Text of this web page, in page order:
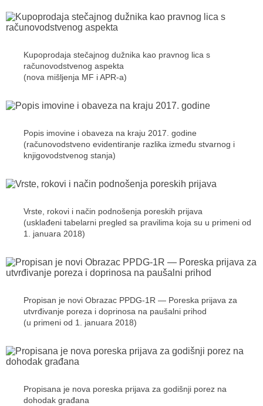
Kupoprodaja stečajnog dužnika kao pravnog lica s
računovodstvenog aspekta
(nova mišljenja MF i APR-a)
Popis imovine i obaveza na kraju 2017. godine
(računovodstveno evidentiranje razlika između stvarnog i
knjigovodstvenog stanja)
Vrste, rokovi i način podnošenja poreskih prijava
(usklađeni tabelarni pregled sa pravilima koja su u primeni od
1. januara 2018)
Propisan je novi Obrazac PPDG-1R — Poreska prijava za
utvrđivanje poreza i doprinosa na paušalni prihod
(u primeni od 1. januara 2018)
Propisana je nova poreska prijava za godišnji porez na
dohodak građana